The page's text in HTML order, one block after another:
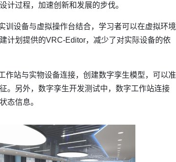
计过程，加速创新和发展的步伐。
备与虚拟操作台结合，学习者可以在虚拟环境
计划提供的VRC-Editor，减少了对实际设备的依
与实物设备连接，创建数字孪生模型，可以准
。另外，数字孪生开发测试中，数字工作站连接
态信息。